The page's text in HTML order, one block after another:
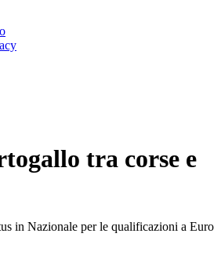
tra corse e
in Nazionale per le qualificazioni a Euro